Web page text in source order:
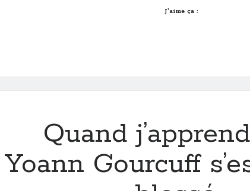
J’aime ça :
Quand
Yoann Gourcuff